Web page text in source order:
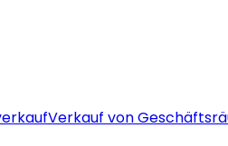
Verkauf von